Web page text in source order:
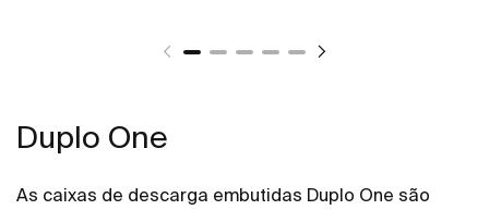
Duplo One
As caixas de descarga embutidas Duplo One são